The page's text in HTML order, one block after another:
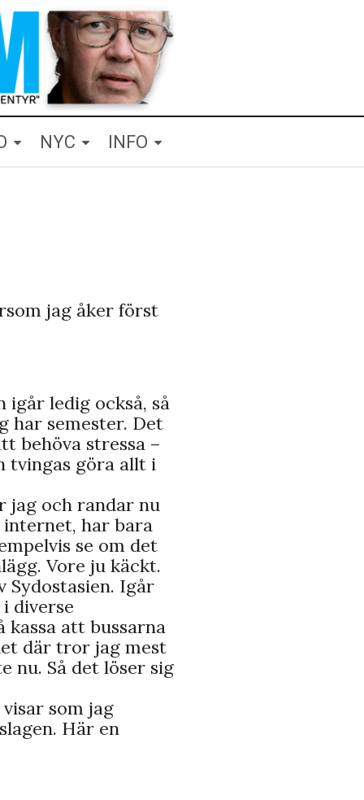
NYC INFO
jag åker först
igår ledig också, så
har semester. Det
behöva stressa –
tvingas göra allt i
jag och randar nu
har bara
se om det
Vore ju käckt.
Sydostasien. Igår
diverse
att bussarna
där tror jag mest
nu. Så det löser sig
som jag
Här en